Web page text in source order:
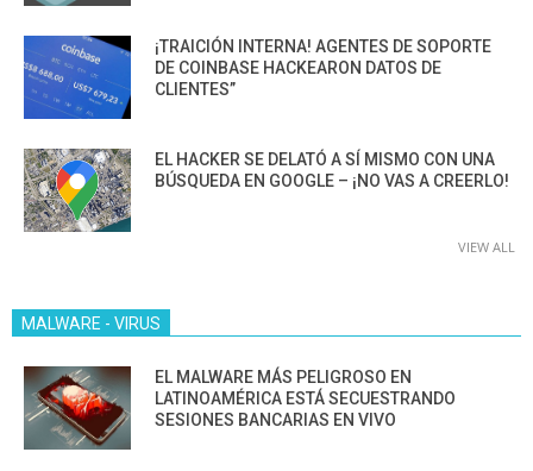
¡TRAICIÓN INTERNA! AGENTES DE SOPORTE
DE COINBASE HACKEARON DATOS DE
CLIENTES”
EL HACKER SE DELATÓ A SÍ MISMO CON UNA
BÚSQUEDA EN GOOGLE – ¡NO VAS A CREERLO!
VIEW ALL
MALWARE - VIRUS
EL MALWARE MÁS PELIGROSO EN
LATINOAMÉRICA ESTÁ SECUESTRANDO
SESIONES BANCARIAS EN VIVO